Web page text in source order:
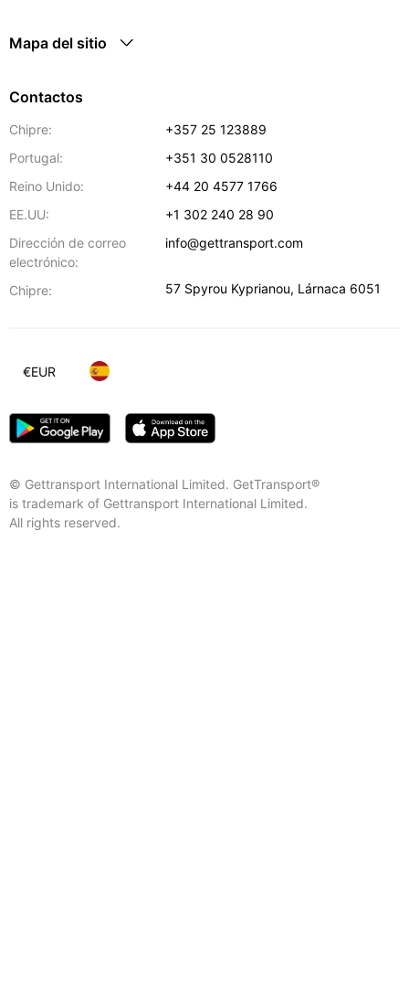
Mapa del sitio
Contactos
Chipre:
+357 25 123889
Portugal:
+351 30 0528110
Reino Unido:
+44 20 4577 1766
EE.UU:
+1 302 240 28 90
Dirección de correo
electrónico:
info@gettransport.com
Chipre: 57 Spyrou Kyprianou, Lárnaca 6051
© Gettransport International Limited. GetTransport®
is trademark of Gettransport International Limited.
All rights reserved.
€EUR